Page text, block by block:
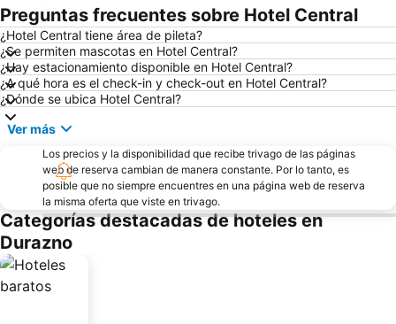
Preguntas frecuentes sobre Hotel Central
¿Hotel Central tiene área de pileta?
¿Se permiten mascotas en Hotel Central?
¿Hay estacionamiento disponible en Hotel Central?
¿A qué hora es el check-in y check-out en Hotel Central?
¿Dónde se ubica Hotel Central?
Ver más
Los precios y la disponibilidad que recibe trivago de las páginas
web de reserva cambian de manera constante. Por lo tanto, es
posible que no siempre encuentres en una página web de reserva
la misma oferta que viste en trivago.
Categorías destacadas de hoteles en
Durazno